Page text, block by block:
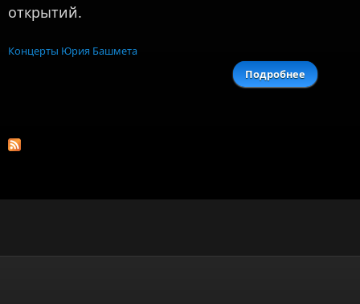
открытий.
Концерты Юрия Башмета
Подробнее